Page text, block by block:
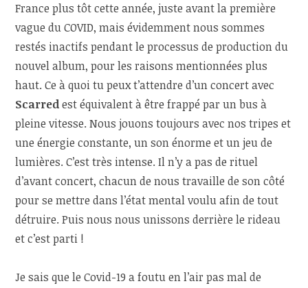
France plus tôt cette année, juste avant la première
vague du COVID, mais évidemment nous sommes
restés inactifs pendant le processus de production du
nouvel album, pour les raisons mentionnées plus
haut. Ce à quoi tu peux t’attendre d’un concert avec
Scarredest équivalent à être frappé par un bus à
pleine vitesse. Nous jouons toujours avec nos tripes et
une énergie constante, un son énorme et un jeu de
lumières. C’est très intense. Il n’y a pas de rituel
d’avant concert, chacun de nous travaille de son côté
pour se mettre dans l’état mental voulu afin de tout
détruire. Puis nous nous unissons derrière le rideau
et c’est parti !
Je sais que le Covid-19 a foutu en l’air pas mal de